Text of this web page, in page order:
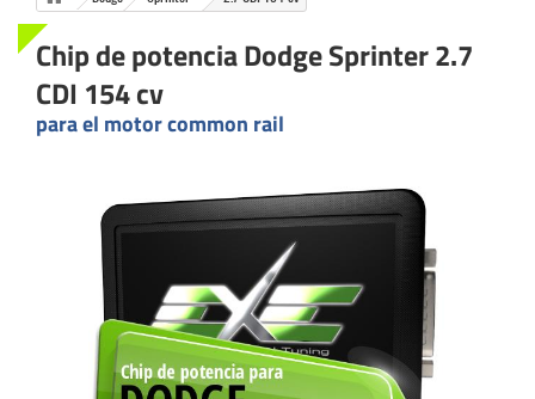
Chip de potencia Dodge Sprinter 2.7
CDI 154 cv
para el motor common rail